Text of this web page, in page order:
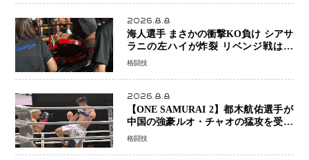
ーで完全決着
2026.8.8
海人選手 まさかの衝撃KO負け シアサ
ラニの左ハイが炸裂 リベンジ戦は一
瞬で決着
格闘技
2026.8.8
【ONE SAMURAI 2】都木航佑選手が
中国の強豪ルオ・チャオの猛攻を受け
ながらも的確な攻撃で応戦 最後まで
格闘技